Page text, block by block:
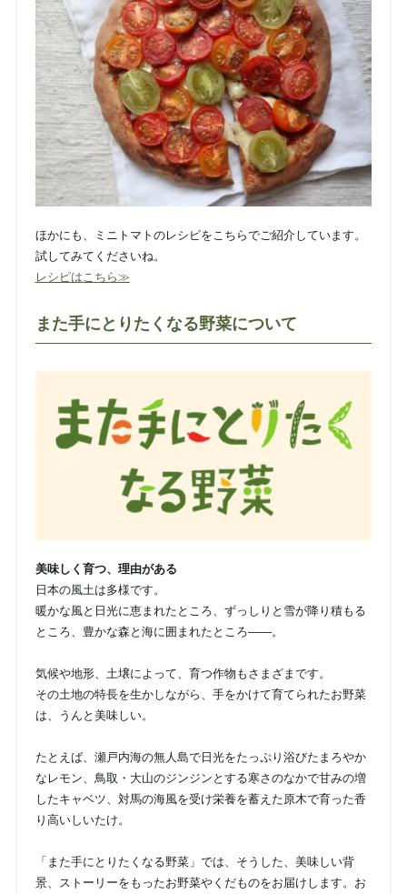
ほかにも、ミニトマトのレシピをこちらでご紹介しています。
試してみてくださいね。
レシピはこちら≫
また手にとりたくなる野菜について
美味しく育つ、理由がある
日本の風土は多様です。
暖かな風と日光に恵まれたところ、ずっしりと雪が降り積もる
ところ、豊かな森と海に囲まれたところ――。
気候や地形、土壌によって、育つ作物もさまざまです。
その土地の特長を生かしながら、手をかけて育てられたお野菜
は、うんと美味しい。
たとえば、瀬戸内海の無人島で日光をたっぷり浴びたまろやか
なレモン、鳥取・大山のジンジンとする寒さのなかで甘みの増
したキャベツ、対馬の海風を受け栄養を蓄えた原木で育った香
り高いしいたけ。
「また手にとりたくなる野菜」では、そうした、美味しい背
景、ストーリーをもったお野菜やくだものをお届けします。お